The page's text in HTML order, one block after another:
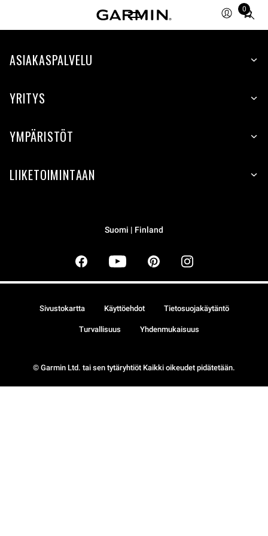
0
Total
items
cart:
ASIAKASPALVELU
YRITYS
YMPÄRISTÖT
LIIKETOIMINTAAN
Suomi | Finland
© Garmin Ltd. tai sen tytäryhtiöt Kaikki oikeudet pidätetään.
Sivustokartta Käyttöehdot Tietosuojakäytäntö
Turvallisuus Yhdenmukaisuus